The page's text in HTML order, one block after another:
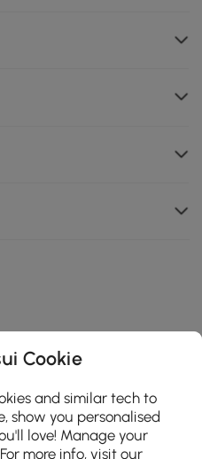
Cookie
and similar tech to
show you personalised
love! Manage your
more info, visit our